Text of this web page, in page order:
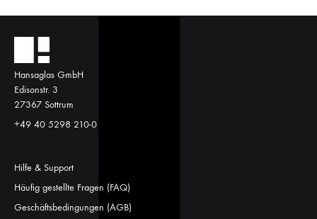
Hansaglas GmbH
Edisonstr. 3
27367 Sottrum
+49 40 5298 210-0
Hilfe & Support
Häufig gestellte Fragen (FAQ)
Geschäftsbedingungen (AGB)